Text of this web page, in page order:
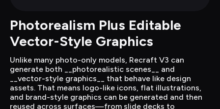
Photorealism Plus Editable
Vector-Style Graphics
Unlike many photo-only models, Recraft V3 can
generate both __photorealistic scenes__ and
__vector-style graphics__ that behave like design
assets. That means logo-like icons, flat illustrations,
and brand-style graphics can be generated and then
reused across surfaces—from slide decks to